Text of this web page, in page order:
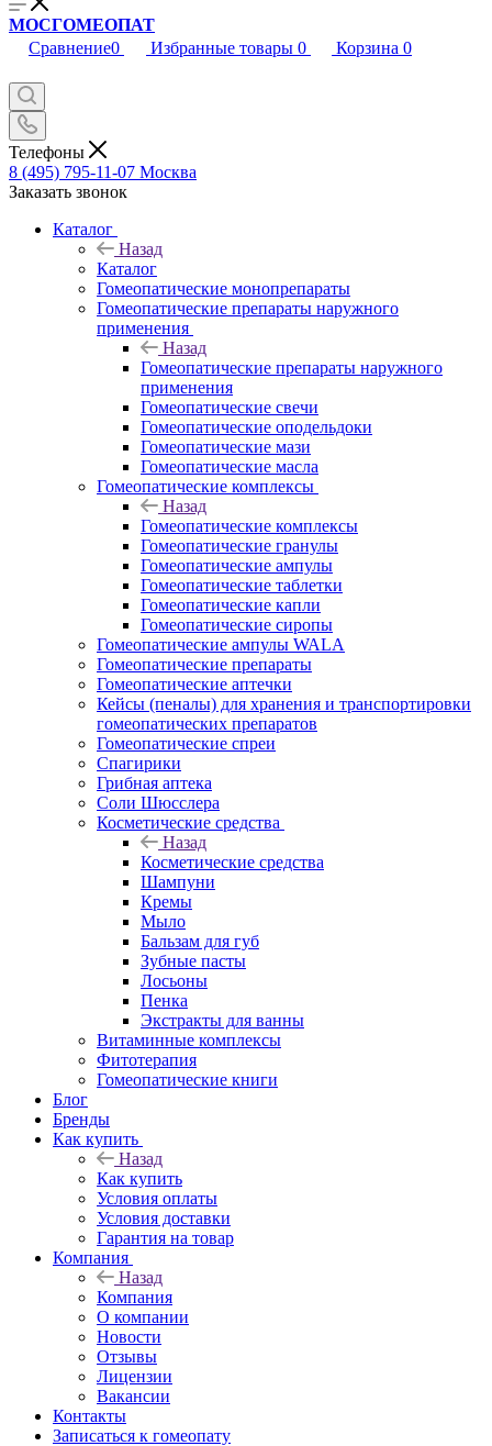
МОСГОМЕОПАТ
Сравнение0 Избранные товары 0 Корзина 0
Телефоны
8 (495) 795-11-07 Москва
Заказать звонок
Каталог
Назад
Каталог
Гомеопатические монопрепараты
Гомеопатические препараты наружного
применения
Назад
Гомеопатические препараты наружного
применения
Гомеопатические свечи
Гомеопатические оподельдоки
Гомеопатические мази
Гомеопатические масла
Гомеопатические комплексы
Назад
Гомеопатические комплексы
Гомеопатические гранулы
Гомеопатические ампулы
Гомеопатические таблетки
Гомеопатические капли
Гомеопатические сиропы
Гомеопатические ампулы WALA
Гомеопатические препараты
Гомеопатические аптечки
Кейсы (пеналы) для хранения и транспортировки
гомеопатических препаратов
Гомеопатические спреи
Спагирики
Грибная аптека
Соли Шюсслера
Косметические средства
Назад
Косметические средства
Шампуни
Кремы
Мыло
Бальзам для губ
Зубные пасты
Лосьоны
Пенка
Экстракты для ванны
Витаминные комплексы
Фитотерапия
Гомеопатические книги
Блог
Бренды
Как купить
Назад
Как купить
Условия оплаты
Условия доставки
Гарантия на товар
Компания
Назад
Компания
О компании
Новости
Отзывы
Лицензии
Вакансии
Контакты
Записаться к гомеопату